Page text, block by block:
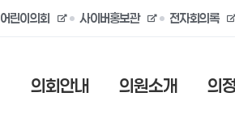
어린이의회 사이버홍보관 전자회의록
의회안내 의원소개 의